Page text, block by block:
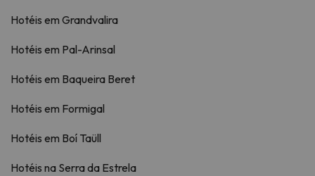
Hotéis em Grandvalira
Hotéis em Pal-Arinsal
Hotéis em Baqueira Beret
Hotéis em Formigal
Hotéis em Boí Taüll
Hotéis na Serra da Estrela